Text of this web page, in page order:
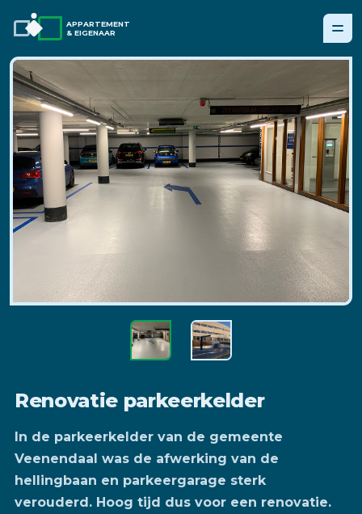
APPARTEMENT
& EIGENAAR
Renovatie parkeerkelder
In de parkeerkelder van de gemeente
Veenendaal was de afwerking van de
hellingbaan en parkeergarage sterk
verouderd. Hoog tijd dus voor een renovatie.